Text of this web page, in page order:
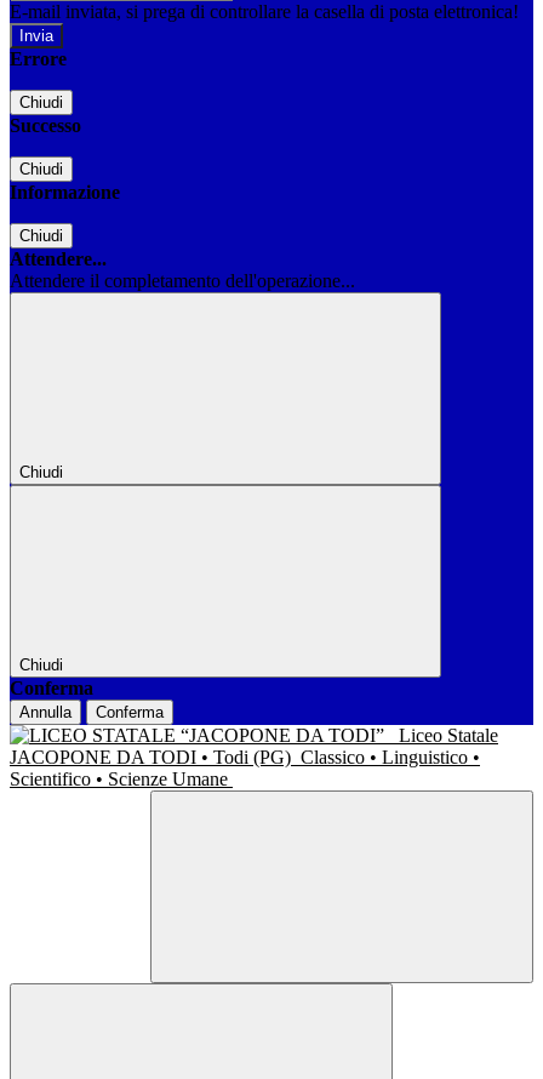
E-mail inviata, si prega di controllare la casella di posta elettronica!
Errore
Chiudi
Successo
Chiudi
Informazione
Chiudi
Attendere...
Attendere il completamento dell'operazione...
Chiudi
Chiudi
Conferma
Annulla Conferma
Liceo Statale
JACOPONE DA TODI • Todi (PG) Classico • Linguistico •
Scientifico • Scienze Umane